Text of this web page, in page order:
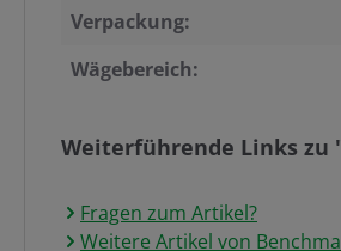
Verpackung:
Wägebereich:
Weiterführende Links zu
Fragen zum Artikel?
Weitere Artikel von